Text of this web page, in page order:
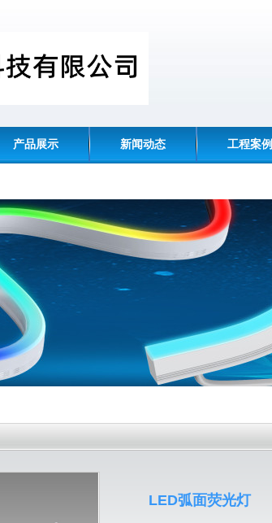
产品展示 新闻动态 工程案例
LED弧面荧光灯